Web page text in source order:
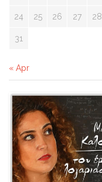
24 25 26 27 28
31
« Apr